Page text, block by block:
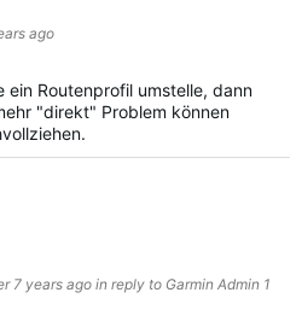
ago
ein Routenprofil umstelle, dann
"direkt" Problem können
7 years ago in reply to Garmin Admin 1